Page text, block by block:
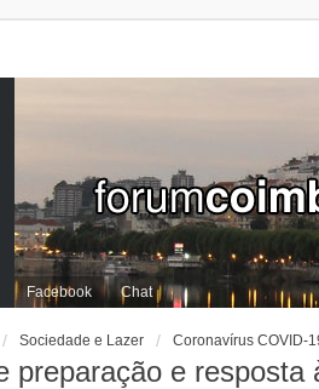
Facebook Chat
Sociedade e Lazer Coronavírus COVID-
preparação e